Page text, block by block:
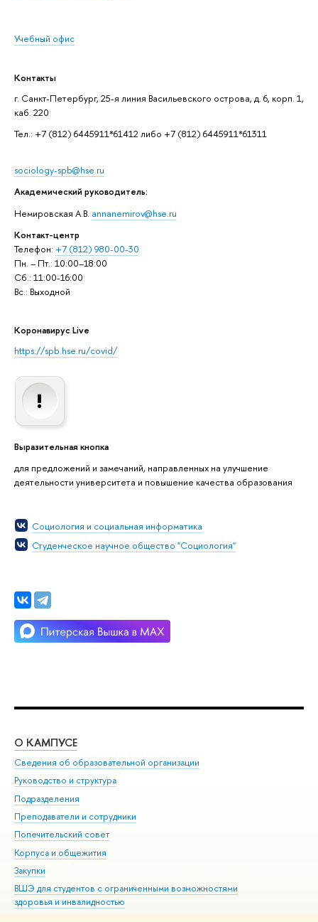
Учебный офис
Контакты
г. Санкт-Петербург, 25-я линия Васильевского острова, д. 6, корп. 1,
каб. 220
Тел.: +7 (812) 6445911*61412 либо +7 (812) 6445911*61311
sociology-spb@hse.ru
Академический руководитель:
Немировская А.В. annanemirov@hse.ru
Контакт-центр
Телефон: +7 (812) 980-00-30
Пн. – Пт.: 10:00–18:00
Сб.: 11:00-16:00
Вс.: Выходной
Коронавирус Live
https://spb.hse.ru/covid/
Выразительная кнопка
для предложений и замечаний, направленных на улучшение
деятельности университета и повышение качества образования
Социология и социальная информатика
Студенческое научное общество "Социология"
О КАМПУСЕ
Сведения об образовательной организации
Руководство и структура
Подразделения
Преподаватели и сотрудники
Попечительский совет
Корпуса и общежития
Закупки
ВШЭ для студентов с ограниченными возможностями
здоровья и инвалидностью